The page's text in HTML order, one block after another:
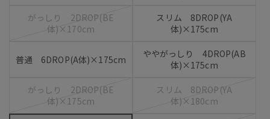
がっしり 2DROP(BE
体)×170cm
スリム 8DROP(YA
体)×175cm
普通 6DROP(A体)×175cm
ややがっしり 4DROP(AB
体)×175cm
がっしり 2DROP(BE
体)×175cm
スリム 8DROP(YA
体)×180cm